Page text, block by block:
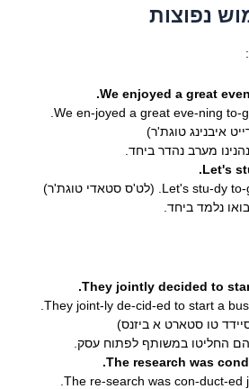
נפוצות
We enjoyed a great
תעתיק: We en-joyed a great eve-ning to-geth-er.
איבנינג טוגת'ר)
מערב נהדר ביחד.
Let's
נלמד ביחד.
They jointly decided to
תעתיק: They joint-ly de-cid-ed to start a busi-ness.
טו סטארט א ביזנס)
החליטו במשותף לפתוח עסק.
The research was
תעתיק: The re-search was con-duct-ed joint-ly.